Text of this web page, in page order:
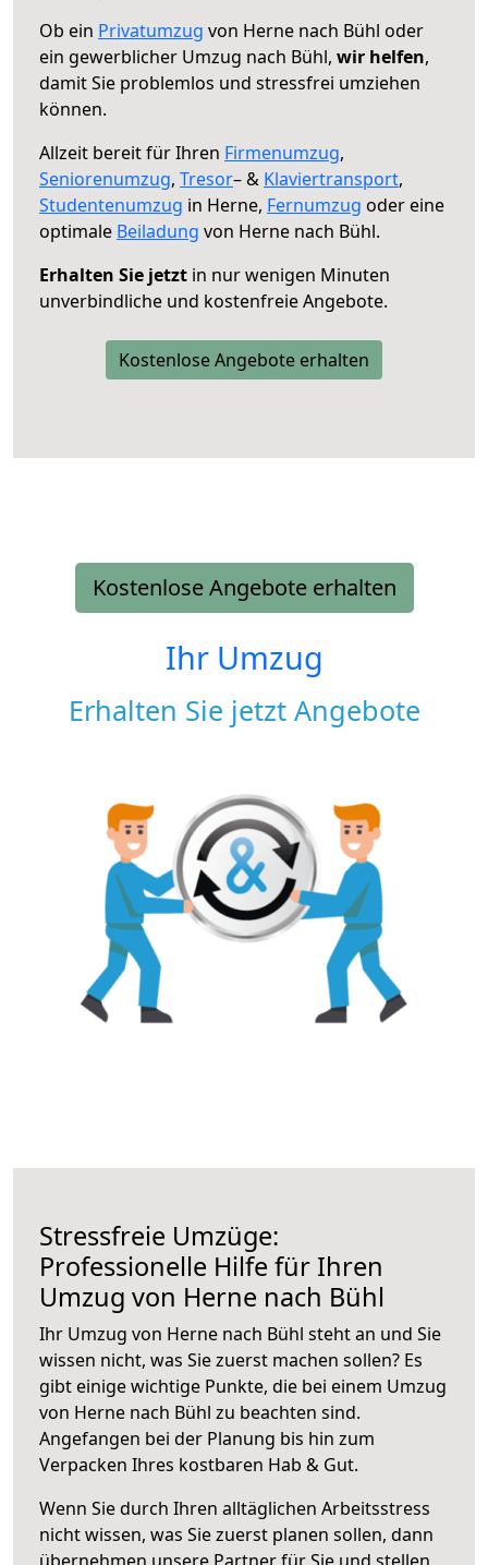
Ob ein Privatumzug von Herne nach Bühl oder
ein gewerblicher Umzug nach Bühl, wir helfen,
damit Sie problemlos und stressfrei umziehen
können.
Allzeit bereit für Ihren Firmenumzug,
Seniorenumzug, Tresor– & Klaviertransport,
Studentenumzug in Herne, Fernumzug oder eine
optimale Beiladung von Herne nach Bühl.
Erhalten Sie jetzt in nur wenigen Minuten
unverbindliche und kostenfreie Angebote.
Kostenlose Angebote erhalten
Kostenlose Angebote erhalten
Ihr Umzug
Erhalten Sie jetzt Angebote
Stressfreie Umzüge:
Professionelle Hilfe für Ihren
Umzug von Herne nach Bühl
Ihr Umzug von Herne nach Bühl steht an und Sie
wissen nicht, was Sie zuerst machen sollen? Es
gibt einige wichtige Punkte, die bei einem Umzug
von Herne nach Bühl zu beachten sind.
Angefangen bei der Planung bis hin zum
Verpacken Ihres kostbaren Hab & Gut.
Wenn Sie durch Ihren alltäglichen Arbeitsstress
nicht wissen, was Sie zuerst planen sollen, dann